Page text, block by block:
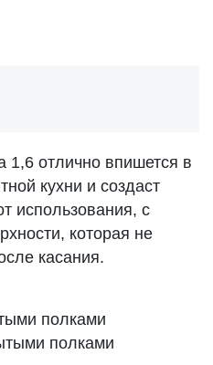
1,6 отлично впишется в
кухни и создаст
использования, с
которая не
касания.
полками
полками